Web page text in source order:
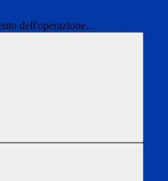
dell'operazione...